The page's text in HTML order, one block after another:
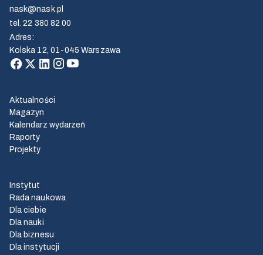
nask@nask.pl
tel.22 380 82 00
Adres:
Kolska 12, 01-045 Warszawa
Aktualności
Magazyn
Kalendarz wydarzeń
Raporty
Projekty
Instytut
Rada naukowa
Dla ciebie
Dla nauki
Dla biznesu
Dla instytucji